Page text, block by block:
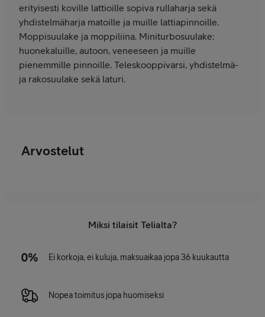
erityisesti koville lattioille sopiva rullaharja sekä
yhdistelmäharja matoille ja muille lattiapinnoille.
Moppisuulake ja moppiliina. Miniturbosuulake:
huonekaluille, autoon, veneeseen ja muille
pienemmille pinnoille. Teleskooppivarsi, yhdistelmä-
ja rakosuulake sekä laturi.
Arvostelut
Miksi tilaisit Telialta?
Ei korkoja, ei kuluja, maksuaikaa jopa 36 kuukautta
Nopea toimitus jopa huomiseksi